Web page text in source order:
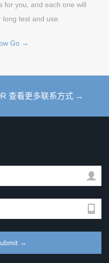
for you, and each one will
test and use.
Go →
查看更多联系方式 →